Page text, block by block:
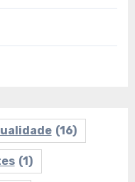
(16)
(1)